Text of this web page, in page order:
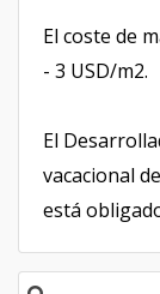
El coste de
- 3 USD/m2.
El
vacacional
está